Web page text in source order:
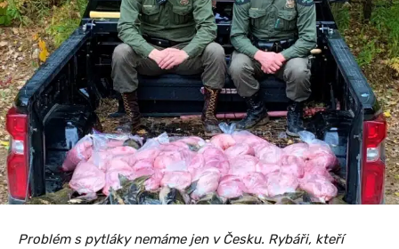
Problém s pytláky nemáme jen v Česku. Rybáři, kteří